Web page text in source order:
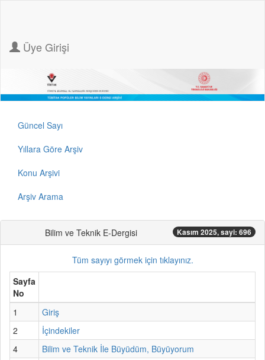
Üye Girişi
Güncel Sayı
Yıllara Göre Arşiv
Konu Arşivi
Arşiv Arama
Bilim ve Teknik E-Dergisi Kasım 2025, sayi: 696
Tüm sayıyı görmek için tıklayınız.
Sayfa
No
1
Giriş
2
İçindekiler
4
Bilim ve Teknik İle Büyüdüm, Büyüyorum